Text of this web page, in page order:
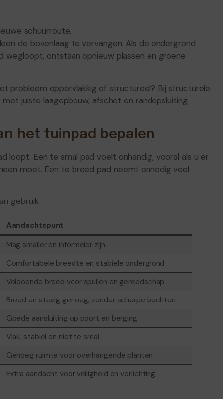
schuurroute.
de bovenlaag te vervangen. Als de ondergrond
wegloopt, ontstaan opnieuw plassen en groene
probleem oppervlakkig of structureel? Bij structurele
juiste laagopbouw, afschot en randopsluiting.
het tuinpad bepalen
Een te smal pad voelt onhandig, vooral als u er
moet. Een te breed pad neemt onnodig veel
gebruik:
Aandachtspunt
Mag smaller en informeler zijn
Comfortabele breedte en stabiele ondergrond
Voldoende breed voor spullen en gereedschap
Breed en stevig genoeg, zonder scherpe bochten
Goede aansluiting op poort en berging
Vlak, stabiel en niet te smal
Genoeg ruimte voor overhangende planten
Extra aandacht voor veiligheid en verlichting